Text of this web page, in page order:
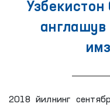
2018 йилнинг